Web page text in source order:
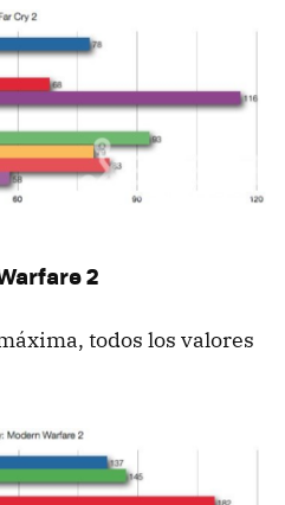
2
todos los valores